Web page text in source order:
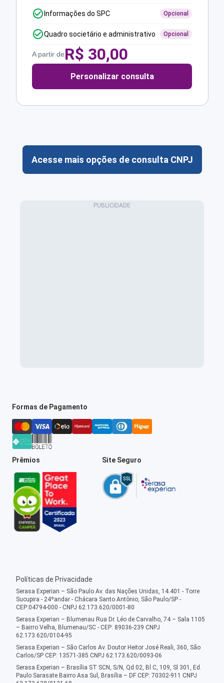
Informações do SPC Opcional
Quadro societário e administrativo Opcional
A partir deR$ 30,00
Personalizar consulta
Acesse mais opções de consulta CNPJ
Formas de Pagamento
Prêmios Site Seguro
Políticas de Privacidade
Serasa Experian – São Paulo Av. das Nações Unidas, 14.401 - Torre
Sucupira - 24ºandar - Chácara Santo Antônio, São Paulo/SP -
CEP:04794-000 - CNPJ 62.173.620/0001-80
Serasa Experian – Blumenau Rua Dr. Léo de Carvalho, 74 – Sala 1105
– Bairro Velha, Blumenau/SC - CEP: 89036-239 CNPJ
62.173.620/0104-95
Serasa Experian – São Carlos Av. Doutor Heitor José Reali, 360, São
Carlos/SP CEP: 13571-385 CNPJ 62.173.620/0093-06
Serasa Experian – Brasília ST SCN, S/N, Qd 02, Bl C, 109, Sl 301, Ed.
Paulo Sarasate Bairro Asa Sul, Brasília – DF CEP: 70302-911 CNPJ